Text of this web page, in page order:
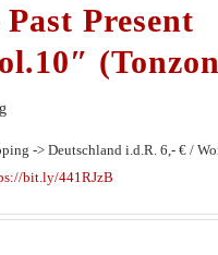
Present
-> Deutschland i.d.R. 6,- € /
bit.ly/441RJzB